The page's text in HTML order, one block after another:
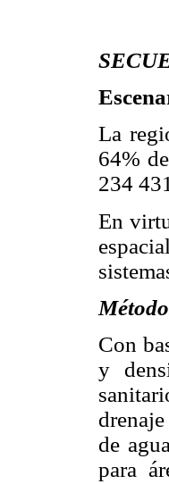
La
64%
234
En
Con
y
de
para